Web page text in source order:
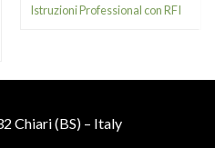
Istruzioni Professional con RFI
Chiari (BS) – Italy